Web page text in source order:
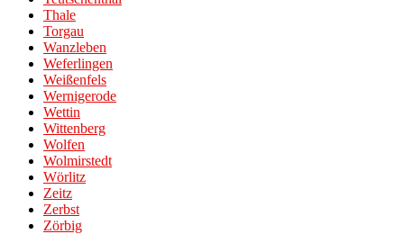
Thale
Torgau
Wanzleben
Weferlingen
Weißenfels
Wernigerode
Wettin
Wittenberg
Wolfen
Wolmirstedt
Wörlitz
Zeitz
Zerbst
Zörbig